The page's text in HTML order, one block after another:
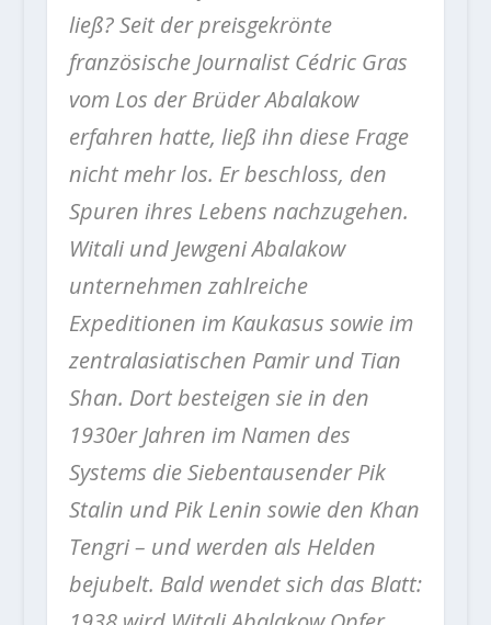
ließ? Seit der preisgekrönte
französische Journalist Cédric Gras
vom Los der Brüder Abalakow
erfahren hatte, ließ ihn diese Frage
nicht mehr los. Er beschloss, den
Spuren ihres Lebens nachzugehen.
Witali und Jewgeni Abalakow
unternehmen zahlreiche
Expeditionen im Kaukasus sowie im
zentralasiatischen Pamir und Tian
Shan. Dortbesteigen sie in den
1930er Jahren im Namen des
Systems die Siebentausender Pik
Stalin und Pik Lenin sowie den Khan
Tengri – und werden als Helden
bejubelt. Bald wendet sich das Blatt: